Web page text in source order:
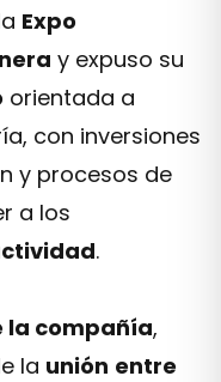
Expo
y expuso su
orientada a
con inversiones
y procesos de
a los
.
la compañía,
la unión entre